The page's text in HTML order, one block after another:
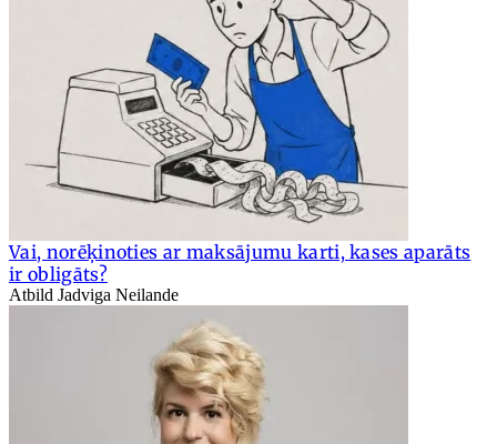
Vai, norēķinoties ar maksājumu karti, kases aparāts
ir obligāts?
Atbild Jadviga Neilande